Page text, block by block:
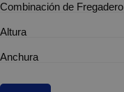
Combinación de Fregadero
Altura
Anchura